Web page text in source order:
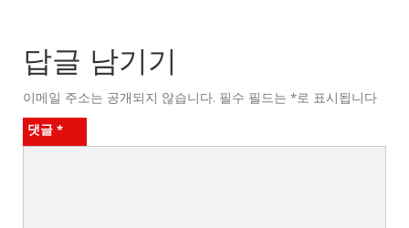
답글 남기기
이메일 주소는 공개되지 않습니다. 필수 필드는 *로 표시됩니다
댓글*